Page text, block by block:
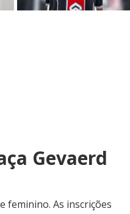
Gevaerd
feminino. As inscrições